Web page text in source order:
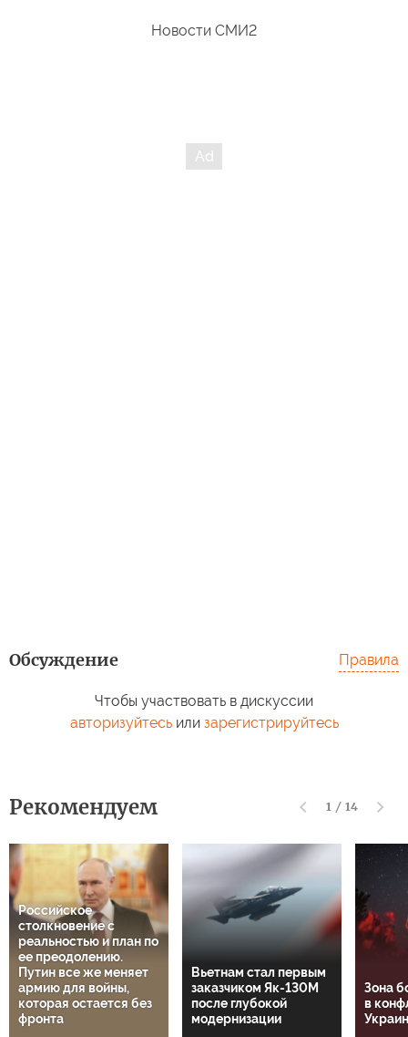
Новости СМИ2
Обсуждение Правила
Чтобы участвовать в дискуссии
авторизуйтесьили зарегистрируйтесь
Рекомендуем 1 / 14
Российское
столкновение с
реальностью и план по
ее преодолению.
Путин все же меняет
армию для войны,
которая остается без
фронта
Вьетнам стал первым
заказчиком Як-130М
после глубокой
модернизации
Зона
в